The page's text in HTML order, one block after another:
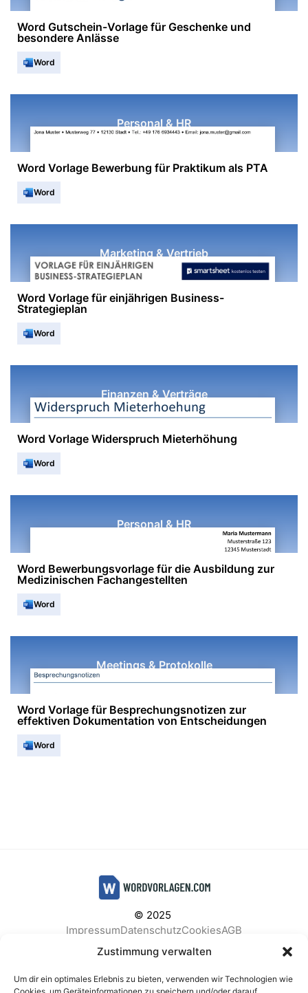
Zustimmung verwalten
Um dir ein optimales Erlebnis zu bieten, verwenden wir Technologien wie
Word Gutschein-Vorlage für Geschenke und
besondere Anlässe
Word
Personal & HR
Word Vorlage Bewerbung für Praktikum als PTA
Word
Marketing & Vertrieb
Word Vorlage für einjährigen Business-
Strategieplan
Word
Finanzen & Verträge
Word Vorlage Widerspruch Mieterhöhung
Word
Personal & HR
Word Bewerbungsvorlage für die Ausbildung zur
Medizinischen Fachangestellten
Word
Meetings & Protokolle
Word Vorlage für Besprechungsnotizen zur
effektiven Dokumentation von Entscheidungen
Word
© 2025
ImpressumDatenschutzCookiesAGB
Facebook
Instagram